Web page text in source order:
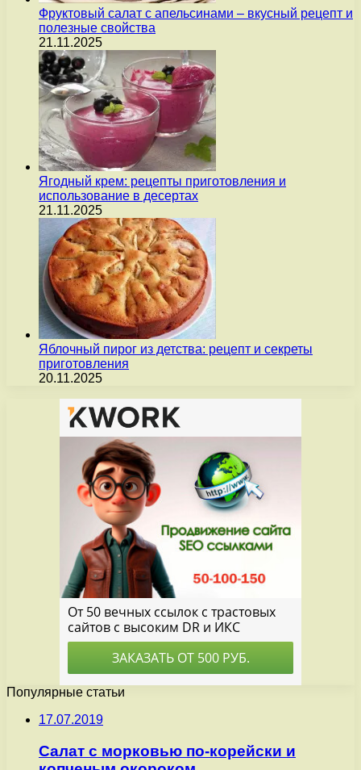
Фруктовый салат с апельсинами – вкусный рецепт и
полезные свойства
21.11.2025
Ягодный крем: рецепты приготовления и
использование в десертах
21.11.2025
Яблочный пирог из детства: рецепт и секреты
приготовления
20.11.2025
Популярные статьи
17.07.2019
Салат с морковью по-корейски и